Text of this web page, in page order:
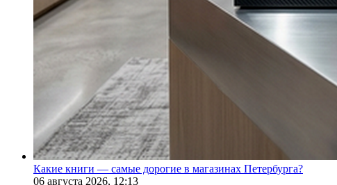
Какие книги — самые дорогие в магазинах Петербурга?
06 августа 2026, 12:13